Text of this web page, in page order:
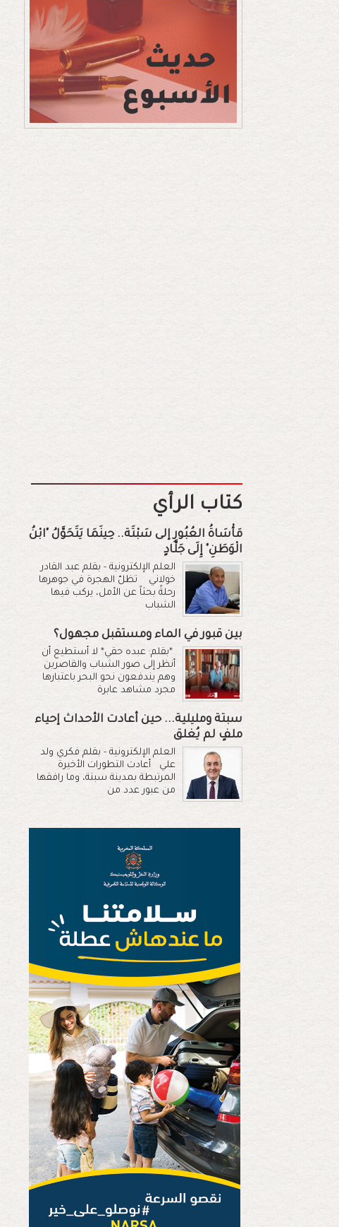
كتاب الرأي
مَأْسَاةُ العُبُورِ إلى سَبْتَة.. حِينَمَا يَتَحَوَّلُ "ابْنُ
الْوَطَنِ" إِلَى جَلَّادٍ
العلم الإلكترونية - بقلم عبد القادر
خولاني تظلّ الهجرة في جوهرها
رحلةً بحثاً عن الأمل، يركب فيها
الشباب
بين قبور في الماء ومستقبل مجهول؟
*بقلم: عبده حقي* لا أستطيع أن
أنظر إلى صور الشباب والقاصرين
وهم يندفعون نحو البحر باعتبارها
مجرد مشاهد عابرة
سبتة ومليلية... حين أعادت الأحداث إحياء
ملفٍ لم يُغلق
العلم الإلكترونية - بقلم فكري ولد
علي أعادت التطورات الأخيرة
المرتبطة بمدينة سبتة، وما رافقها
من عبور عدد من